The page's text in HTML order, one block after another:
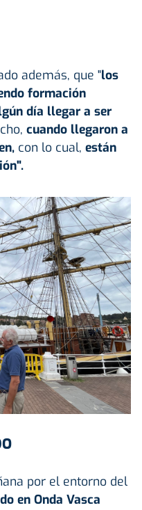
además, que "los
formación
día llegar a ser
cuando llegaron a
con lo cual, están
por el entorno del
en Onda Vasca